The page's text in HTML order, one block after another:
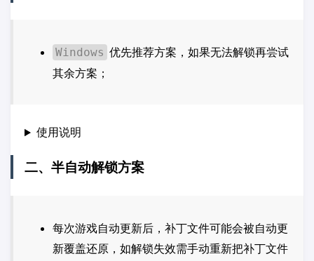
Windows 优先推荐方案，如果无法解锁再尝试
其余方案；
使用说明
二、半自动解锁方案
每次游戏自动更新后，补丁文件可能会被自动更
新覆盖还原，如解锁失效需手动重新把补丁文件